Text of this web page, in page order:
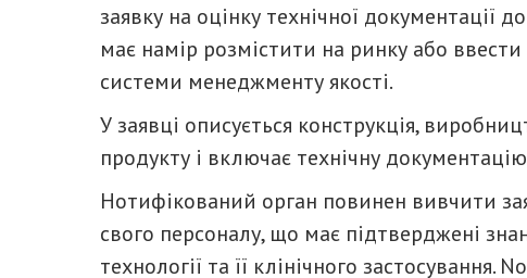
заявку на оцінку технічної документації
має намір розмістити на ринку або
системи менеджменту якості.
У заявці описується конструкція,
продукту і включає технічну
Нотифікований орган повинен вивчити
свого персоналу, що має підтверджені
технології та її клінічного